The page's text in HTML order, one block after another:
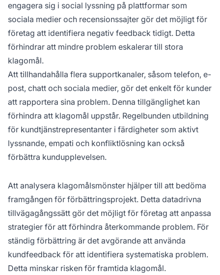
engagera sig i social lyssning på plattformar som
sociala medier och recensionssajter gör det möjligt för
företag att identifiera negativ feedback tidigt. Detta
förhindrar att mindre problem eskalerar till stora
klagomål.
Att tillhandahålla flera supportkanaler, såsom telefon, e-
post, chatt och sociala medier, gör det enkelt för kunder
att rapportera sina problem. Denna tillgänglighet kan
förhindra att klagomål uppstår. Regelbunden utbildning
för kundtjänstrepresentanter i färdigheter som aktivt
lyssnande, empati och konfliktlösning kan också
förbättra kundupplevelsen.
Att analysera klagomålsmönster hjälper till att bedöma
framgången för förbättringsprojekt. Detta datadrivna
tillvägagångssätt gör det möjligt för företag att anpassa
strategier för att förhindra återkommande problem. För
ständig förbättring är det avgörande att använda
kundfeedback för att identifiera systematiska problem.
Detta minskar risken för framtida klagomål.